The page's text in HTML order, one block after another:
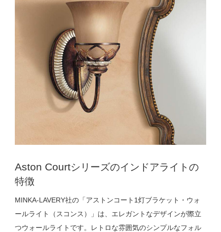
Aston Courtシリーズのインドアライトの
特徴
MINKA-LAVERY社の「アストンコート1灯ブラケット・ウォ
ールライト（スコンス）」は、エレガントなデザインが際立
つウォールライトです。レトロな雰囲気のシンプルなフォル